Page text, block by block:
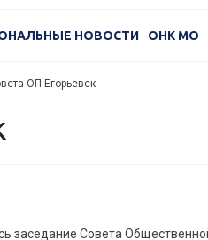
НОВОСТИ ОНК МО
ОП Егорьевск
заседание Совета